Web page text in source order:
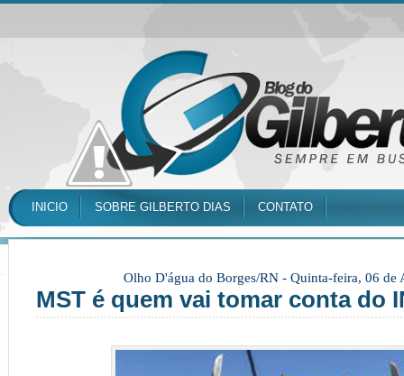
INICIO SOBRE GILBERTO DIAS CONTATO
Olho D'água do Borges/RN - Quinta-feira, 06 de
MST é quem vai tomar conta do